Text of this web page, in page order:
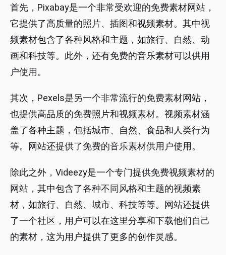
首先，Pixabay是一个非常受欢迎的免费素材网站，
它提供了高质量的照片、插图和视频素材。其中视
频素材包含了各种风格和主题，如旅行、自然、动
画和科技等。此外，还有免费的音乐素材可以供用
户使用。
其次，Pexels是另一个非常流行的免费素材网站，
也提供高品质的免费照片和视频素材。视频素材涵
盖了各种主题，包括城市、自然、食品和人类行为
等。网站还提供了免费的音乐素材供用户使用。
除此之外，Videezy是一个专门提供免费视频素材的
网站，其中包含了各种不同风格和主题的视频素
材，如旅行、自然、城市、科技等等。网站还提供
了一个社区，用户可以在这里分享和下载他们自己
的素材，这为用户提供了更多的创作灵感。